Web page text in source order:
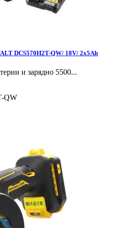
DCS570H2T-QW/ 18V/ 2x5Ah
и зарядно 5500...
QW